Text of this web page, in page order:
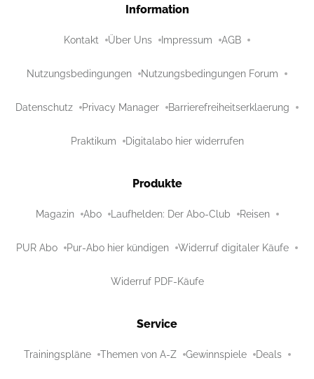
Information
Kontakt Über Uns Impressum AGB
Nutzungsbedingungen Nutzungsbedingungen Forum
Datenschutz Privacy Manager Barrierefreiheitserklaerung
Praktikum Digitalabo hier widerrufen
Produkte
Magazin Abo Laufhelden: Der Abo-Club Reisen
PUR Abo Pur-Abo hier kündigen Widerruf digitaler Käufe
Widerruf PDF-Käufe
Service
Trainingspläne Themen von A-Z Gewinnspiele Deals